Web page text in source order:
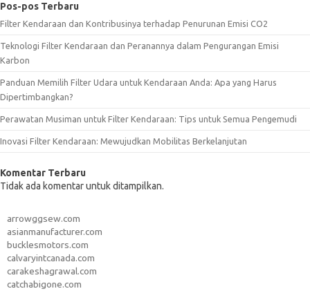
Pos-pos Terbaru
Filter Kendaraan dan Kontribusinya terhadap Penurunan Emisi CO2
Teknologi Filter Kendaraan dan Peranannya dalam Pengurangan Emisi
Karbon
Panduan Memilih Filter Udara untuk Kendaraan Anda: Apa yang Harus
Dipertimbangkan?
Perawatan Musiman untuk Filter Kendaraan: Tips untuk Semua Pengemudi
Inovasi Filter Kendaraan: Mewujudkan Mobilitas Berkelanjutan
Komentar Terbaru
Tidak ada komentar untuk ditampilkan.
arrowggsew.com
asianmanufacturer.com
bucklesmotors.com
calvaryintcanada.com
carakeshagrawal.com
catchabigone.com